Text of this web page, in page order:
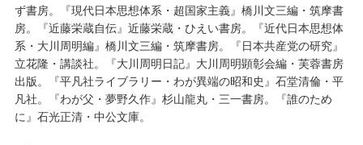
ず書房。『現代日本思想体系・超国家主義』橋川文三編・筑摩書
房。『近藤栄蔵自伝』近藤栄蔵・ひえい書房。『近代日本思想体
系・大川周明編』橋川文三編・筑摩書房。『日本共産党の研究』
立花隆・講談社。『大川周明日記』大川周明顕彰会編・芙蓉書房
出版。『平凡社ライブラリー・わが異端の昭和史』石堂清倫・平
凡社。『わが父・夢野久作』杉山龍丸・三一書房。『誰のため
に』石光正清・中公文庫。